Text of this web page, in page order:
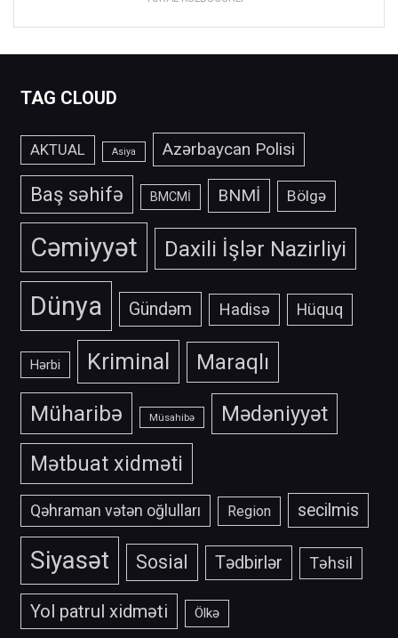
TAG CLOUD
AKTUAL Asiya Azərbaycan Polisi
Baş səhifə BMCMİ BNMİ Bölgə
Cəmiyyət Daxili İşlər Nazirliyi
Dünya Gündəm Hadisə Hüquq
Hərbi Kriminal Maraqlı
Müharibə Müsahibə
Mədəniyyət
Mətbuat xidməti
Qəhraman vətən oğlulları Region secilmis
Siyasət Sosial Tədbirlər Təhsil
Yol patrul xidməti Ölkə